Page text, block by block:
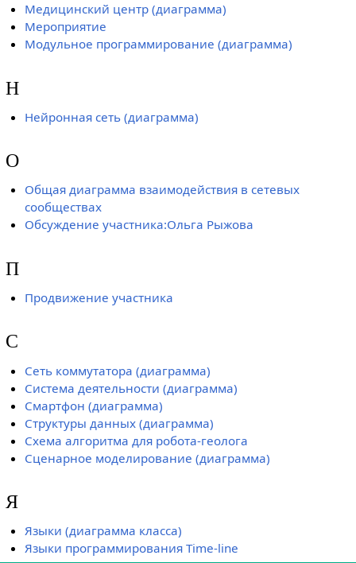
Медицинский центр (диаграмма)
Мероприятие
Модульное программирование (диаграмма)
Н
Нейронная сеть (диаграмма)
О
Общая диаграмма взаимодействия в сетевых
сообществах
Обсуждение участника:Ольга Рыжова
П
Продвижение участника
С
Сеть коммутатора (диаграмма)
Система деятельности (диаграмма)
Смартфон (диаграмма)
Структуры данных (диаграмма)
Схема алгоритма для робота-геолога
Сценарное моделирование (диаграмма)
Я
Языки (диаграмма класса)
Языки программирования Time-line